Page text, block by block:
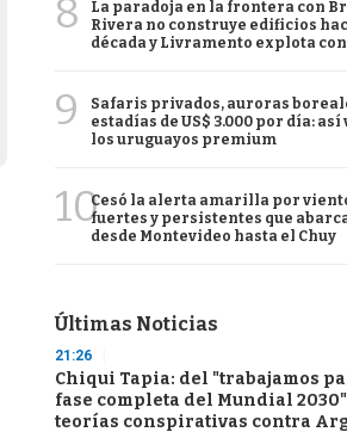
8
La paradoja en la frontera con
Rivera no construye edificios
década y Livramento explota
9
Safaris privados, auroras
estadías de US$ 3.000 por día: así
los uruguayos premium
10Cesó la alerta amarilla por
fuertes y persistentes que
desde Montevideo hasta el Chuy
Últimas Noticias
21:26
Chiqui Tapia: del "trabajamos
fase completa del Mundial 2030"
teorías conspirativas contra